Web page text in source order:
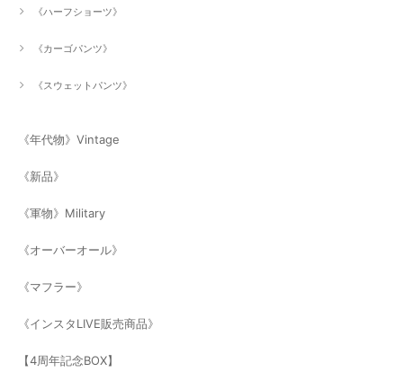
《ハーフショーツ》
《カーゴパンツ》
《スウェットパンツ》
《年代物》Vintage
《新品》
《軍物》Military
《オーバーオール》
《マフラー》
《インスタLIVE販売商品》
【4周年記念BOX】